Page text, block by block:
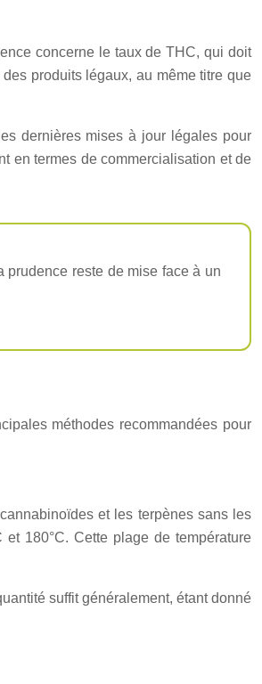
concerne le taux de THC, qui doit
produits légaux, au même titre que
dernières mises à jour légales pour
en termes de commercialisation et de
prudence reste de mise face à un
méthodes recommandées pour
et les terpènes sans les
180°C. Cette plage de température
suffit généralement, étant donné